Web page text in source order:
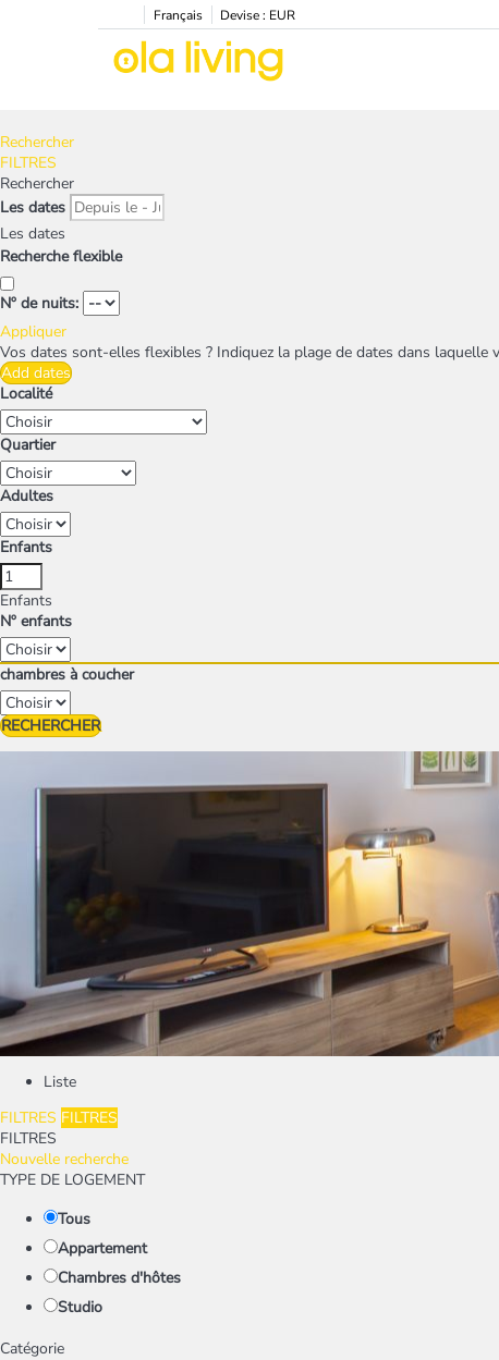
Français Devise : EUR
Rechercher
FILTRES
Rechercher
Les dates
Les dates
Recherche flexible
Nº de nuits:
Appliquer
Vos dates sont-elles flexibles ? Indiquez la plage de dates dans
Add dates
Localité
Quartier
Adultes
Enfants
Enfants
Nº enfants
chambres à coucher
RECHERCHER
Liste
FILTRES FILTRES
FILTRES
Nouvelle recherche
TYPE DE LOGEMENT
Tous
Appartement
Chambres d'hôtes
Studio
Catégorie